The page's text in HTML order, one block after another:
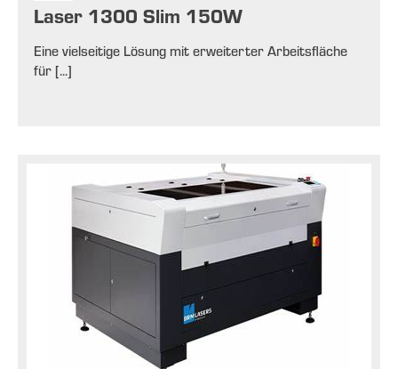
Laser 1300 Slim 150W
Eine vielseitige Lösung mit erweiterter Arbeitsfläche
für [...]